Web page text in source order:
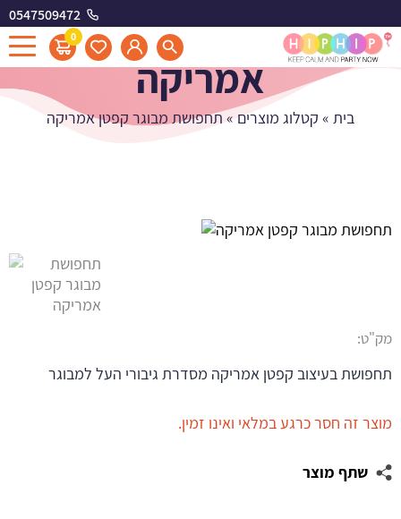
0547509472
0
תחפושת מבוגר קפטן
אמריקה
בית » קטלוג מוצרים »תחפושת מבוגר קפטן אמריקה
מוצר זה חסר כרגע במלאי ואינו זמין.
שתף מוצר
מק"ט:
תחפושת בעיצוב קפטן אמריקה מסדרת גיבורי העל למבוגר